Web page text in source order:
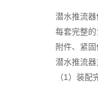
潜水推流
每套完整
附件、紧
潜水推流
（1）装配